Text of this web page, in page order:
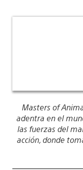
Masters of
adentra en el
las fuerzas del
acción, donde